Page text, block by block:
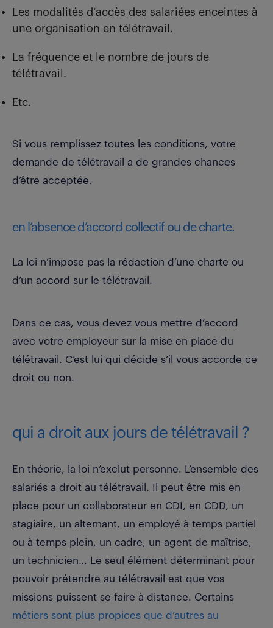
Les modalités d’accès des salariées enceintes à
une organisation en télétravail.
La fréquence et le nombre de jours de
télétravail.
Etc.
Si vous remplissez toutes les conditions, votre
demande de télétravail a de grandes chances
d’être acceptée.
en l’absence d’accord collectif ou de charte.
La loi n’impose pas la rédaction d’une charte ou
d’un accord sur le télétravail.
Dans ce cas, vous devez vous mettre d’accord
avec votre employeur sur la mise en place du
télétravail. C’est lui qui décide s’il vous accorde ce
droit ou non.
qui a droit aux jours de télétravail ?
En théorie, la loi n’exclut personne. L’ensemble des
salariés a droit au télétravail. Il peut être mis en
place pour un collaborateur en CDI, en CDD, un
stagiaire, un alternant, un employé à temps partiel
ou à temps plein, un cadre, un agent de maîtrise,
un technicien… Le seul élément déterminant pour
pouvoir prétendre au télétravail est que vos
missions puissent se faire à distance. Certains
métiers sont plus propices que d’autres au